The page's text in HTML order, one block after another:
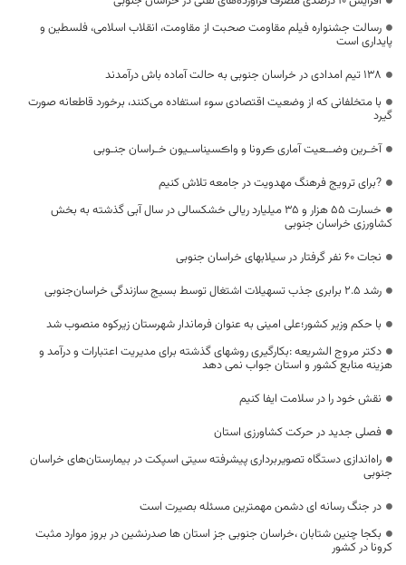
رسالت جشنواره فیلم مقاومت صحبت از مقاومت، انقلاب اسلامی، فلسطین و
پایداری است
۱۳۸ تیم امدادی در خراسان جنوبی به حالت آماده باش درآمدند
با متخلفانی که از وضعیت اقتصادی سوء استفاده می‌کنند، برخورد قاطعانه صورت
گیرد
آخـرین وضــعیت آماری ڪرونا و واڪسیناسـیون خـراسان جنـوبی
?برای ترویج فرهنگ مهدویت در جامعه تلاش کنیم
خسارت ۵۵ هزار و ۳۵ میلیارد ریالی خشکسالی در سال آبی گذشته به بخش
کشاورزی خراسان جنوبی
نجات 60 نفر گرفتار در سیلابهای خراسان جنوبی
رشد ۲.۵ برابری جذب تسهیلات اشتغال توسط بسیج سازندگی خراسان‌جنوبی
با حکم وزیر کشور؛علی امینی به عنوان فرماندار شهرستان زیرکوه منصوب شد
دکتر مروج الشریعه :بکارگیری روشهای گذشته برای مدیریت اعتبارات و درآمد و
هزینه منابع کشور و استان جواب نمی دهد
نقش خود را در سلامت ایفا کنیم
فصلی جدید در حرکت کشاورزی استان
راه‌اندازی دستگاه‌ تصویربرداری پیشرفته سیتی اسپکت در بیمارستان‌های خراسان
جنوبی
در جنگ رسانه ای دشمن مهمترین مسئله بصیرت است
بکجا چنین شتابان ،خراسان جنوبی جز استان ها صدرنشین در بروز موارد مثبت
کرونا در کشور